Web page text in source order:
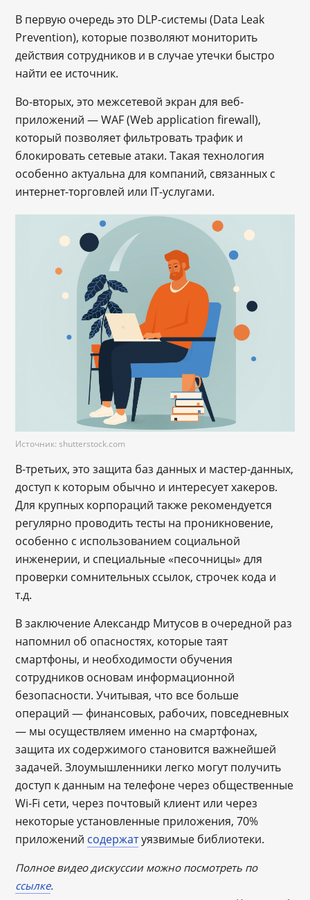
В первую очередь это DLP-системы (Data Leak
Prevention), которые позволяют мониторить
действия сотрудников и в случае утечки быстро
найти ее источник.
Во-вторых, это межсетевой экран для веб-
приложений — WAF (Web application firewall),
который позволяет фильтровать трафик и
блокировать сетевые атаки. Такая технология
особенно актуальна для компаний, связанных с
интернет-торговлей или IT-услугами.
Источник: shutterstock.com
В-третьих, это защита баз данных и мастер-данных,
доступ к которым обычно и интересует хакеров.
Для крупных корпораций также рекомендуется
регулярно проводить тесты на проникновение,
особенно с использованием социальной
инженерии, и специальные «песочницы» для
проверки сомнительных ссылок, строчек кода и
т.д.
В заключение Александр Митусов в очередной раз
напомнил об опасностях, которые таят
смартфоны, и необходимости обучения
сотрудников основам информационной
безопасности. Учитывая, что все больше
операций — финансовых, рабочих, повседневных
— мы осуществляем именно на смартфонах,
защита их содержимого становится важнейшей
задачей. Злоумышленники легко могут получить
доступ к данным на телефоне через общественные
Wi-Fi сети, через почтовый клиент или через
некоторые установленные приложения, 70%
приложений содержатуязвимые библиотеки.
Полное видео дискуссии можно посмотреть по
ссылке.